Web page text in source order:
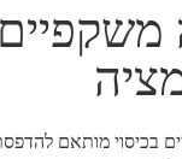
בכיסוי מותאם